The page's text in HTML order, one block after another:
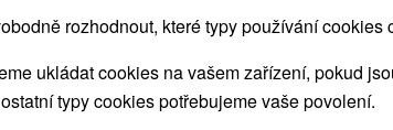
rozhodnout, které typy používání cookies
ukládat cookies na vašem zařízení, pokud
typy cookies potřebujeme vaše povolení.